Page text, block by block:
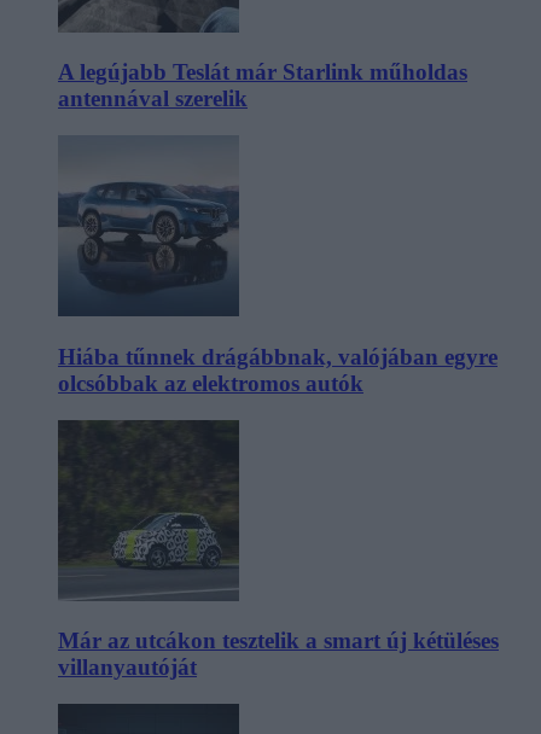
A legújabb Teslát már Starlink műholdas
antennával szerelik
Hiába tűnnek drágábbnak, valójában egyre
olcsóbbak az elektromos autók
Már az utcákon tesztelik a smart új kétüléses
villanyautóját